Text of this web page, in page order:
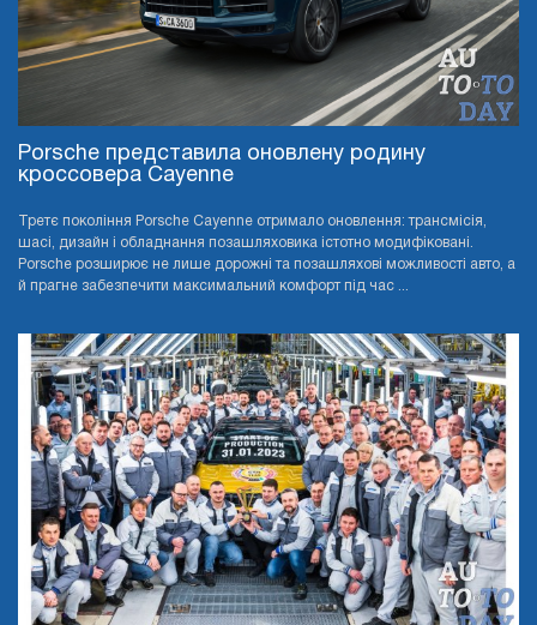
Porsche представила оновлену родину
кроссовера Cayenne
Третє покоління Porsche Cayenne отримало оновлення: трансмісія,
шасі, дизайн і обладнання позашляховика істотно модифіковані.
Porsche розширює не лише дорожні та позашляхові можливості авто, а
й прагне забезпечити максимальний комфорт під час ...